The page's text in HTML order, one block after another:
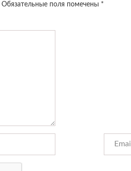
Обязательные поля помечены *